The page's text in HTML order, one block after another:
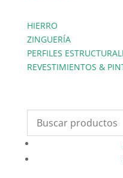
HIERRO
ZINGUERÍA
PERFILES
REVESTIMIENTOS &